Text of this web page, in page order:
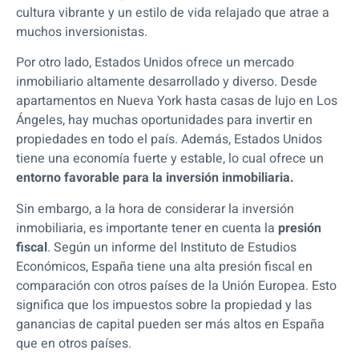
cultura vibrante y un estilo de vida relajado que atrae a
muchos inversionistas.
Por otro lado, Estados Unidos ofrece un mercado
inmobiliario altamente desarrollado y diverso. Desde
apartamentos en Nueva York hasta casas de lujo en Los
Ángeles, hay muchas oportunidades para invertir en
propiedades en todo el país. Además, Estados Unidos
tiene una economía fuerte y estable, lo cual ofrece un
entorno favorable para la inversión inmobiliaria.
Sin embargo, a la hora de considerar la inversión
inmobiliaria, es importante tener en cuenta la presión
fiscal. Según un informe del Instituto de Estudios
Económicos, España tiene una alta presión fiscal en
comparación con otros países de la Unión Europea. Esto
significa que los impuestos sobre la propiedad y las
ganancias de capital pueden ser más altos en España
que en otros países.